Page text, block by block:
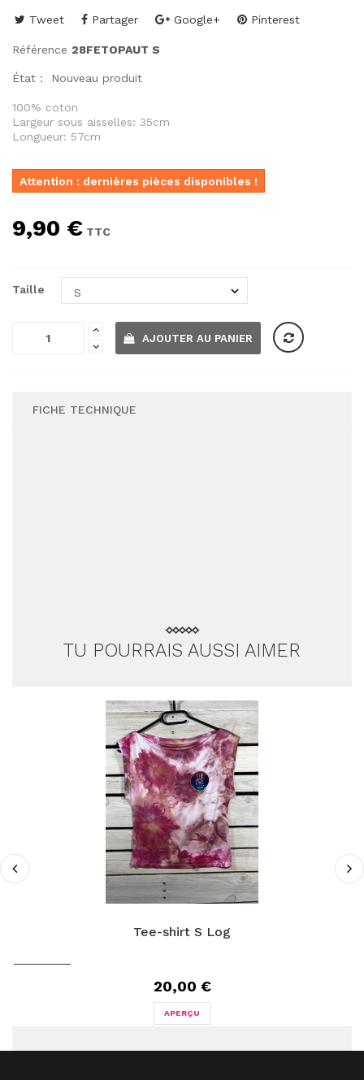
Tweet Partager Google+ Pinterest
Référence 28FETOPAUT S
État : Nouveau produit
100% coton
Largeur sous aisselles: 35cm
Longueur: 57cm
Attention : dernières pièces disponibles !
9,90 € TTC
Taille
AJOUTER AU PANIER
FICHE TECHNIQUE
TU POURRAIS AUSSI AIMER
Tee-shirt S Log
20,00 €
APERÇU